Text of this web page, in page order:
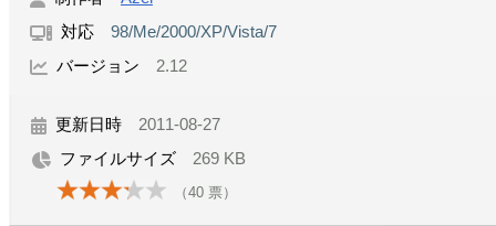
対応 98/Me/2000/XP/Vista/7
バージョン 2.12
更新日時 2011-08-27
ファイルサイズ 269 KB
（40 票）